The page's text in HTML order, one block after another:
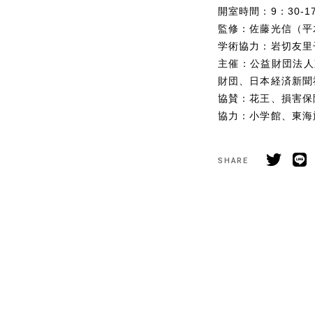
開室時間：9：30-
監修：佐藤光信（平
学術協力：岩切友里
主催：公益財団法
財団、日本経済新
協賛：花王、損害
協力：小学館、東海
SHARE